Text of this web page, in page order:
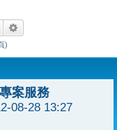
搜尋
)
案服務
08-28 13:27